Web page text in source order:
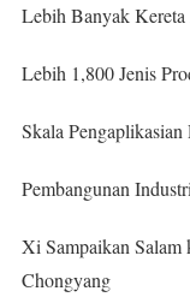
Lebih Banyak
Lebih 1,800 Jenis
Skala
Pembangunan
Xi Sampaikan Salam
Chongyang